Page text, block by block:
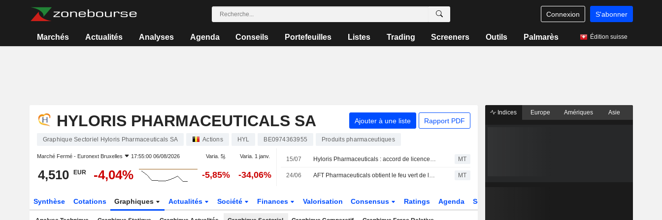
Connexion S'abonner
Marchés Actualités Analyses Agenda Conseils Portefeuilles Listes Trading Screeners Outils Palmarès Édition suisse
HYLORIS PHARMACEUTICALS SA Ajouter à une liste Rapport PDF
Graphique Sectoriel Hyloris Pharmaceuticals SA Actions HYL BE0974363955 Produits pharmaceutiques
Marché Fermé - Euronext Bruxelles 17:55:00 06/08/2026 Varia. 5j. Varia. 1 janv.
4,510 EUR -4,04% -5,85% -34,06%
15/07 Hyloris Pharmaceuticals : accord de licence exclusif pour l'antalgique Maxigesic en Chine MT
24/06 AFT Pharmaceuticals obtient le feu vert de la FDA américaine pour un essai de phase 3 de son traitement injectable contre la carence en fer MT
Synthèse Cotations Graphiques Actualités Société Finances Valorisation Consensus Ratings Agenda Secteur
Indices Europe Amériques Asie